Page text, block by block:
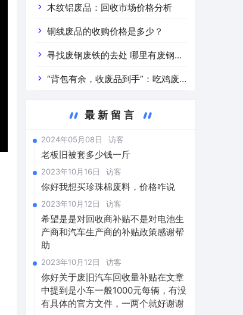
道分析」 陕西车辆废铁价是什么
木纹铝废品：回收市场价格分析
铜线废品的收购价格是多少？
寻找废钢废铁的去处 哪里有废钢废
铁 “背包有余，收废品到手”：吃鸡废
最新留言
2024年05月08日 访客
老板旧被套多少钱一斤
2023年10月16日 访客
你好我想买珍珠棉废料，价格咋说
2023年10月12日 访客
希望是是对回收商补贴不是对电池生
产商和汽车生产商的补贴政策感谢帮
助
2023年10月12日 访客
你好关于废旧汽车回收量补贴在文章
中提到是小车一般1000元每辆，有没
有具体的官方文件，一两个就好谢谢